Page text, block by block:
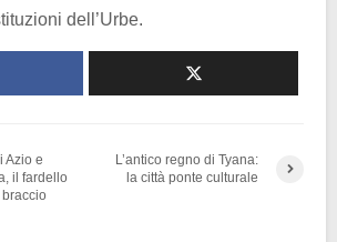
dell’Urbe.
Azio e
il fardello
braccio
L’antico regno di Tyana:
la città ponte culturale